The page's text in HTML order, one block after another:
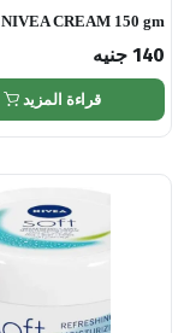
NIVEA CREAM 150 gm
140 جنيه
قراءة المزيد